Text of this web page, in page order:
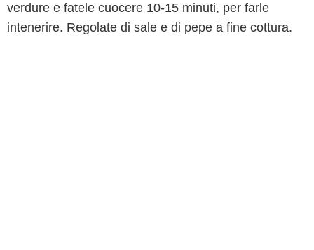
verdure e fatele cuocere 10-15 minuti, per farle
intenerire. Regolate di sale e di pepe a fine cottura.